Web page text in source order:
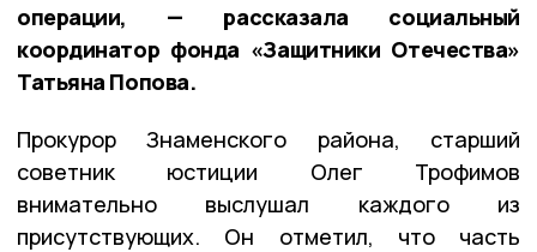
операции, — рассказала социальный
координатор фонда «Защитники Отечества»
Татьяна Попова.
Прокурор Знаменского района, старший
советник юстиции Олег Трофимов
внимательно выслушал каждого из
присутствующих. Он отметил, что часть